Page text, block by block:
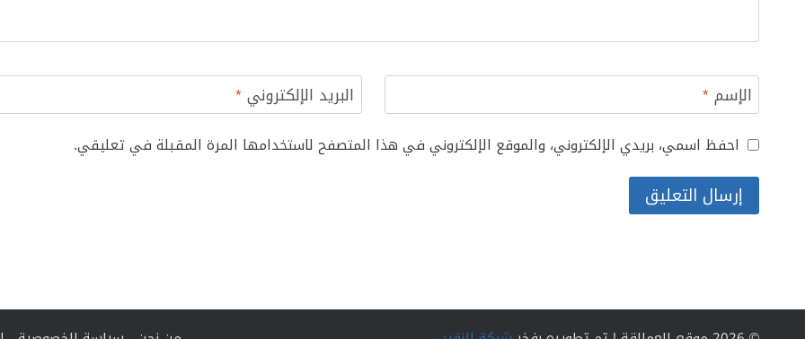
الإسم* البريد الإلكتروني*
احفظ اسمي، بريدي الإلكتروني، والموقع الإلكتروني في هذا المتصفح لاستخدامها المرة المقبلة في تعليقي.